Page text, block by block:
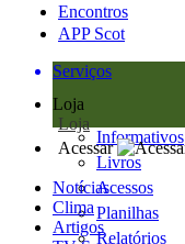
Encontros
APP Scot
Serviços
Loja
Loja
Informativos
Livros
Acessos
Planilhas
Relatórios
Acessar
Notícias
Clima
Artigos